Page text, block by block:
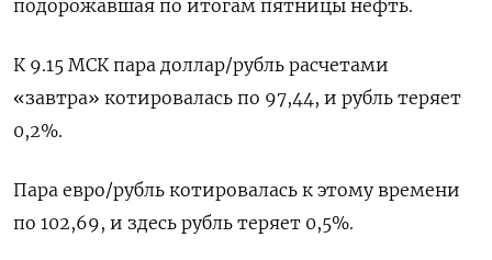
подорожавшая по итогам пятницы нефть.
К 9.15 МСК пара доллар/рубль расчетами
«завтра» котировалась по 97,44, и рубль теряет
0,2%.
Пара евро/рубль котировалась к этому времени
по 102,69, и здесь рубль теряет 0,5%.